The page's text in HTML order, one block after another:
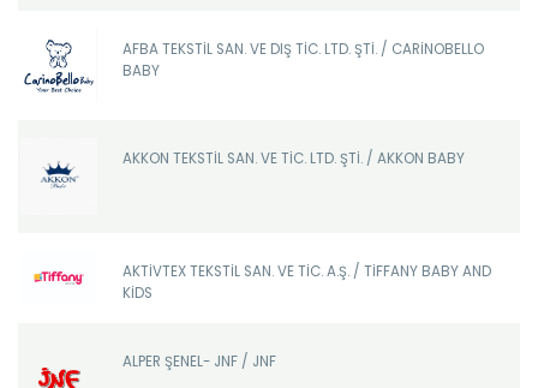
AFBA TEKSTİL SAN. VE DIŞ TİC. LTD. ŞTİ. / CARİNOBELLO
BABY
AKKON TEKSTİL SAN. VE TİC. LTD. ŞTİ. / AKKON BABY
AKTİVTEX TEKSTİL SAN. VE TİC. A.Ş. / TİFFANY BABY AND
KİDS
ALPER ŞENEL- JNF / JNF